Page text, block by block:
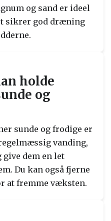
og sand er ideel
sikrer god dræning
holde
og
sunde og frodige er
vanding,
dem en let
Du kan også fjerne
at fremme væksten.